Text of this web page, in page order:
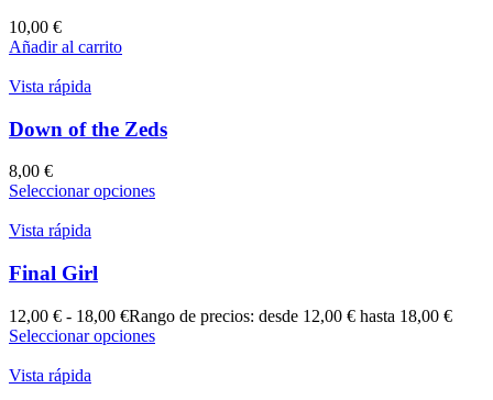
10,00 €
Añadir al carrito
Vista rápida
Down of the Zeds
8,00 €
Seleccionar opciones
Vista rápida
Final Girl
12,00 € - 18,00 €Rango de precios: desde 12,00 € hasta 18,00 €
Seleccionar opciones
Vista rápida